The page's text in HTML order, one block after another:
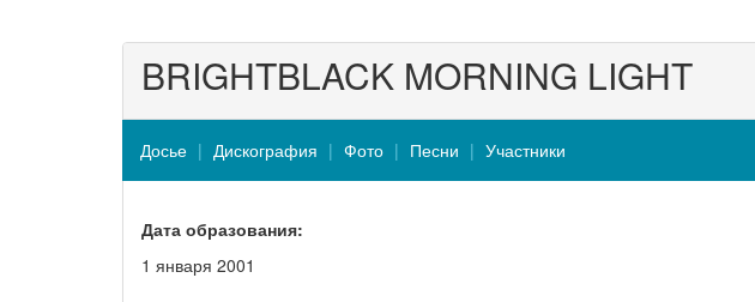
BRIGHTBLACK MORNING LIGHT
Досье Дискография Фото Песни Участники
Дата образования:
1 января 2001